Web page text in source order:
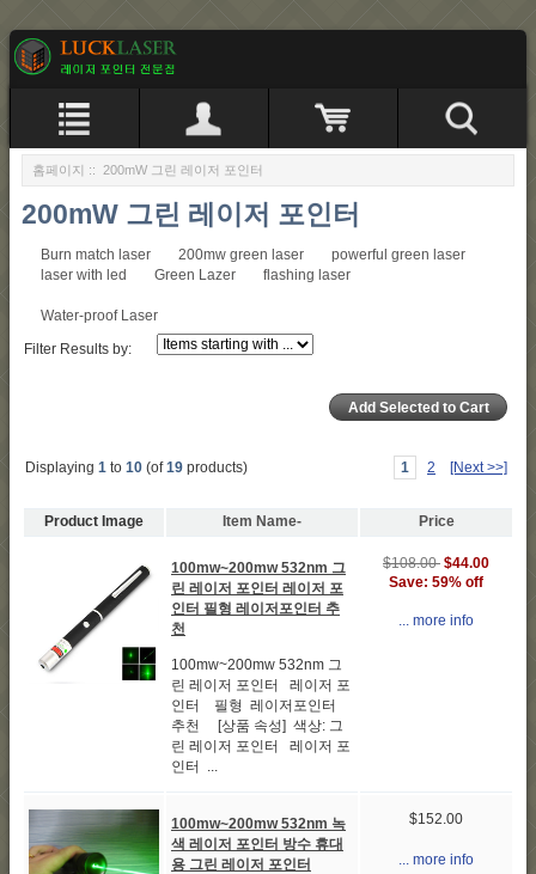
홈페이지 :: 200mW 그린 레이저 포인터
200mW 그린 레이저 포인터
Burn match laser 200mw green laser
powerful green laser
laser with led
Green Lazer flashing laser
Water-proof Laser
Filter Results by:
Displaying 1 to 10 (of19 products) 1 2 [Next >>]
Product Image Item Name- Price
100mw~200mw 532nm 그
린 레이저 포인터 레이저 포
인터 필형 레이저포인터 추
천
100mw~200mw 532nm 그
린 레이저 포인터 레이저 포
인터 필형 레이저포인터
추천 [상품 속성] 색상: 그
린 레이저 포인터 레이저 포
인터 ...
$108.00 $44.00
Save: 59% off
... more info
100mw~200mw 532nm 녹
색 레이저 포인터 방수 휴대
용 그린 레이저 포인터
$152.00
... more info